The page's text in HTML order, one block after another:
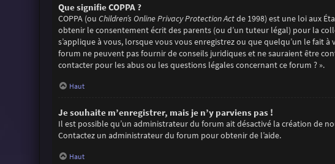
Que signifie COPPA ?
COPPA (ou Children’s Online Privacy Protection Actde 1998) est une loi aux
obtenir le consentement écrit des parents (ou d’un tuteur légal) pour la
s’applique à vous, lorsque vous vous enregistrez ou que quelqu’un le fait
forum ne peuvent pas fournir de conseils juridiques et ne sauraient être
contacter pour les abus ou les questions légales concernant ce forum ? ».
Haut
Je souhaite m’enregistrer, mais je n’y parviens pas !
Il est possible qu’un administrateur du forum ait désactivé la création de
Contactez un administrateur du forum pour obtenir de l’aide.
Haut